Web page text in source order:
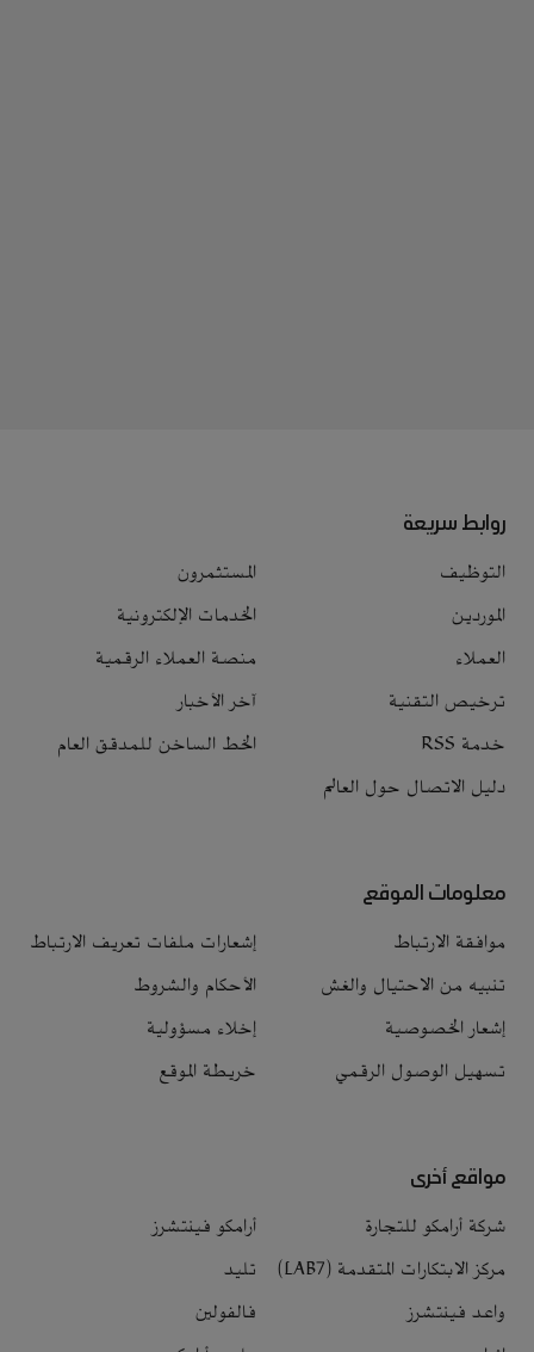
روابط سريعة
التوظيف
المستثمرون
الموردين
الخدمات الإلكترونية
العملاء
منصة العملاء الرقمية
ترخيص التقنية
آخر الأخبار
خدمة RSS
الخط الساخن للمدقق العام
دليل الاتصال حول العالم
معلومات الموقع
موافقة الارتباط
إشعارات ملفات تعريف الارتباط
تنبيه من الاحتيال والغش
الأحكام والشروط
إشعار الخصوصية
إخلاء مسؤولية
تسهيل الوصول الرقمي
خريطة الموقع
مواقع أخرى
شركة أرامكو للتجارة
أرامكو فينتشرز
مركز الابتكارات المتقدمة (LAB7)
تليد
واعد فينتشرز
فالفولين